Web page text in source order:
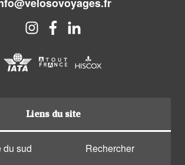
Liens du site
du sud
Rechercher